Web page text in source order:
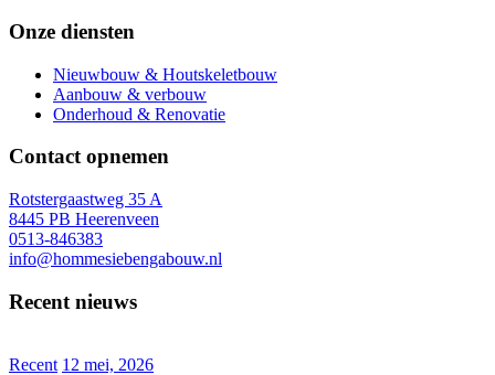
Onze diensten
Nieuwbouw & Houtskeletbouw
Aanbouw & verbouw
Onderhoud & Renovatie
Contact opnemen
Rotstergaastweg 35 A
8445 PB Heerenveen
0513-846383
info@hommesiebengabouw.nl
Recent nieuws
Recent 12 mei, 2026